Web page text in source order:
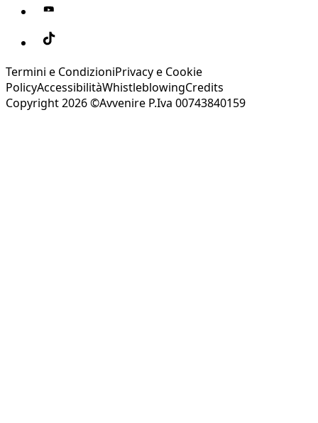
Termini e CondizioniPrivacy e Cookie
PolicyAccessibilitàWhistleblowingCredits
Copyright 2026 ©Avvenire P.Iva 00743840159